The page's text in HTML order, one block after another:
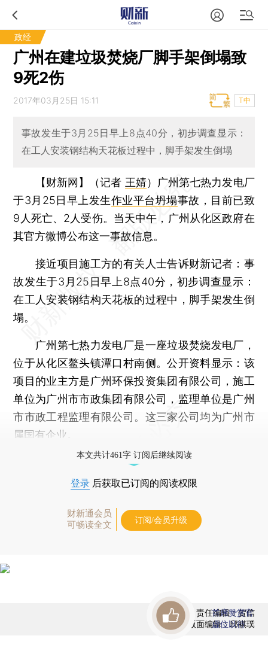
政经
广州在建垃圾焚烧厂脚手架倒塌致
9死2伤
2017年03月25日 15:11 T中
事故发生于3月25日早上8点40分，初步调查显示：
在工人安装钢结构天花板过程中，脚手架发生倒塌
【财新网】（记者 王婧）
广州第七热力发电厂
于3月25日早上发生作业平台坍塌事故，目前已致
9人死亡、2人受伤。当天中午，广州从化区政府在
其官方微博公布这一事故信息。
接近项目施工方的有关人士告诉财新记者：事
故发生于3月25日早上8点40分，初步调查显示：
在工人安装钢结构天花板的过程中，脚手架发生倒
塌。
广州第七热力发电厂是一座垃圾焚烧发电厂，
位于从化区鳌头镇潭口村南侧。公开资料显示：该
项目的业主方是广州环保投资集团有限公司，施工
单位为广州市市政集团有限公司，监理单位是广州
市市政工程监理有限公司。这三家公司均为广州市
属国有企业。
本文共计461字 订阅后继续阅读
登录 后获取已订阅的阅读权限
财新通会员
可畅读全文
订阅/会员升级
责任编辑：贺信
版面编辑：邱祺璞
首席赞赏官
虚位以待